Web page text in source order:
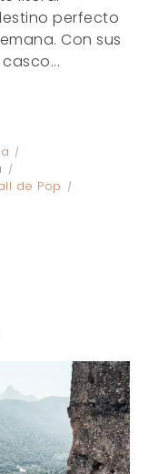
perfecto
Con sus
de Pop